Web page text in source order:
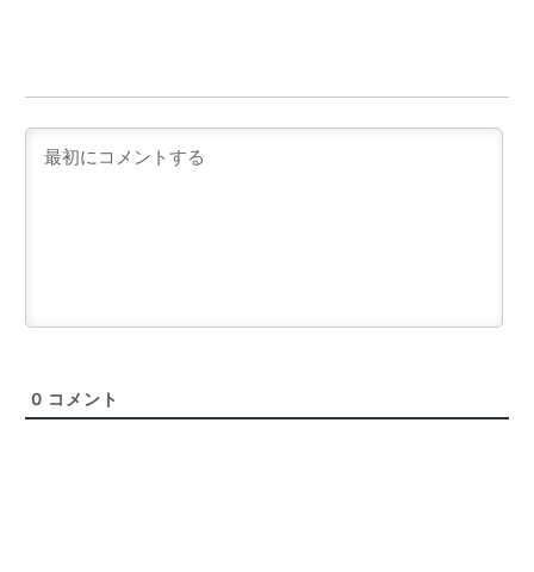
0 コメント